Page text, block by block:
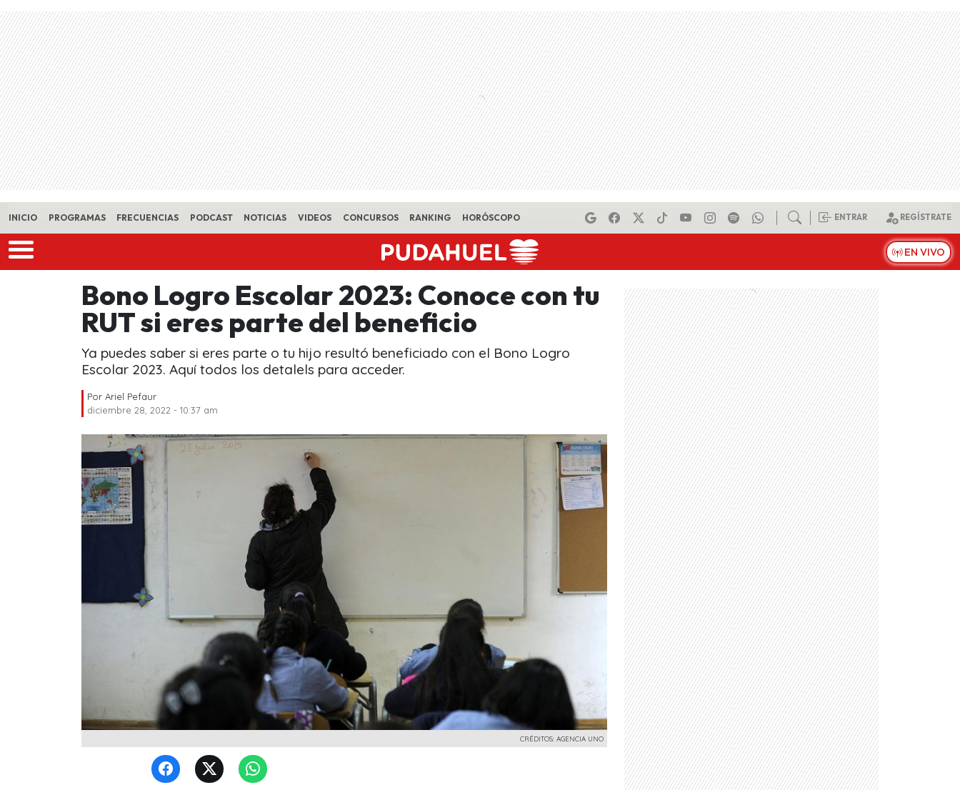
Skip to main content
INICIO PROGRAMAS FRECUENCIAS PODCAST NOTICIAS VIDEOS CONCURSOS RANKING HORÓSCOPO ENTRAR REGÍSTRATE
EN VIVO
Bono Logro Escolar 2023: Conoce con tu
RUT si eres parte del beneficio
Ya puedes saber si eres parte o tu hijo resultó beneficiado con el Bono Logro
Escolar 2023. Aquí todos los detalels para acceder.
Por Ariel Pefaur
diciembre 28, 2022 - 10:37 am
CRÉDITOS: AGENCIA UNO